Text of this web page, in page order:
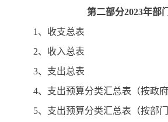
第二部分2023年部
1、收支总表
2、收入总表
3、支出总表
4、支出预算分类汇总表（按政
5、支出预算分类汇总表（按部